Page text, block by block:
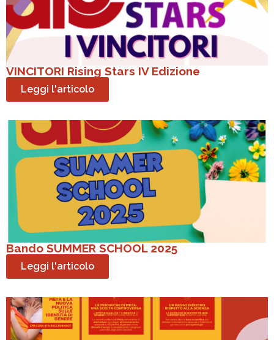
VINCITORI Rising Stars IV Edizione
Leggi l'articolo
Bando SUMMER SCHOOL 2025
Leggi l'articolo